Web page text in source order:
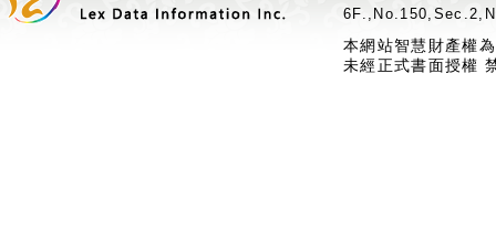
本網站智慧財產權
未經正式書面授權